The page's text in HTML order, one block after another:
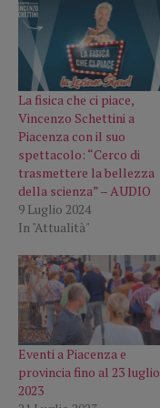
La fisica che ci piace,
Vincenzo Schettini a
Piacenza con il suo
spettacolo: “Cerco di
trasmettere la bellezza
della scienza” – AUDIO
9 Luglio 2024
In "Attualità"
Eventi a Piacenza e
provincia fino al 23 luglio
2023